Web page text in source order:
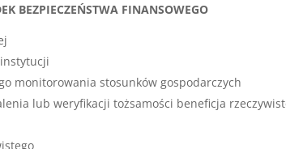
BEZPIECZEŃSTWA FINANSOWEGO
monitorowania stosunków gospodarczych
lub weryfikacji tożsamości beneficja